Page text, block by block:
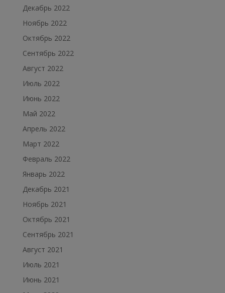
Декабрь 2022
Ноябрь 2022
Октябрь 2022
Сентябрь 2022
Август 2022
Июль 2022
Июнь 2022
Май 2022
Апрель 2022
Март 2022
Февраль 2022
Январь 2022
Декабрь 2021
Ноябрь 2021
Октябрь 2021
Сентябрь 2021
Август 2021
Июль 2021
Июнь 2021